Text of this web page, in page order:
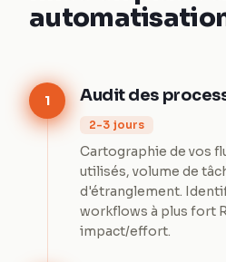
1 Audit des
2-3 jours
Cartographie de vos
utilisés, volume de
d'étranglement.
workflows à plus fort
impact/effort.